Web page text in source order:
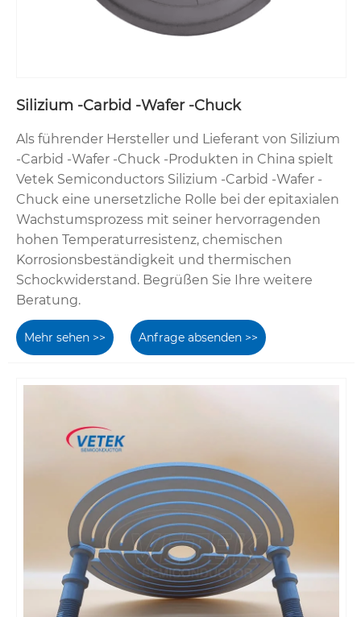
Silizium -Carbid -Wafer -Chuck
Als führender Hersteller und Lieferant von Silizium
-Carbid -Wafer -Chuck -Produkten in China spielt
Vetek Semiconductors Silizium -Carbid -Wafer -
Chuck eine unersetzliche Rolle bei der epitaxialen
Wachstumsprozess mit seiner hervorragenden
hohen Temperaturresistenz, chemischen
Korrosionsbeständigkeit und thermischen
Schockwiderstand. Begrüßen Sie Ihre weitere
Beratung.
Mehr sehen >> Anfrage absenden >>